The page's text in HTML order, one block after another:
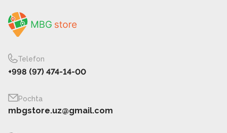
Telefon
+998 (97) 474-14-00
Pochta
mbgstore.uz@gmail.com